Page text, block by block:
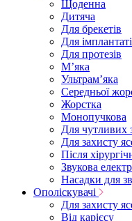
Щоденна
Дитяча
Для брекетів
Для
Для протезів
Мʼяка
Ультрамʼяка
Середньої
Жорстка
Монопучкова
Для чутливих
Для захисту
Після
Звукова
Насадки для
Ополіскувачі
Для захисту
Від карієсу